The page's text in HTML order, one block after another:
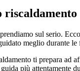
sul serio.
meglio durante
ti prepara ad
più attentamente